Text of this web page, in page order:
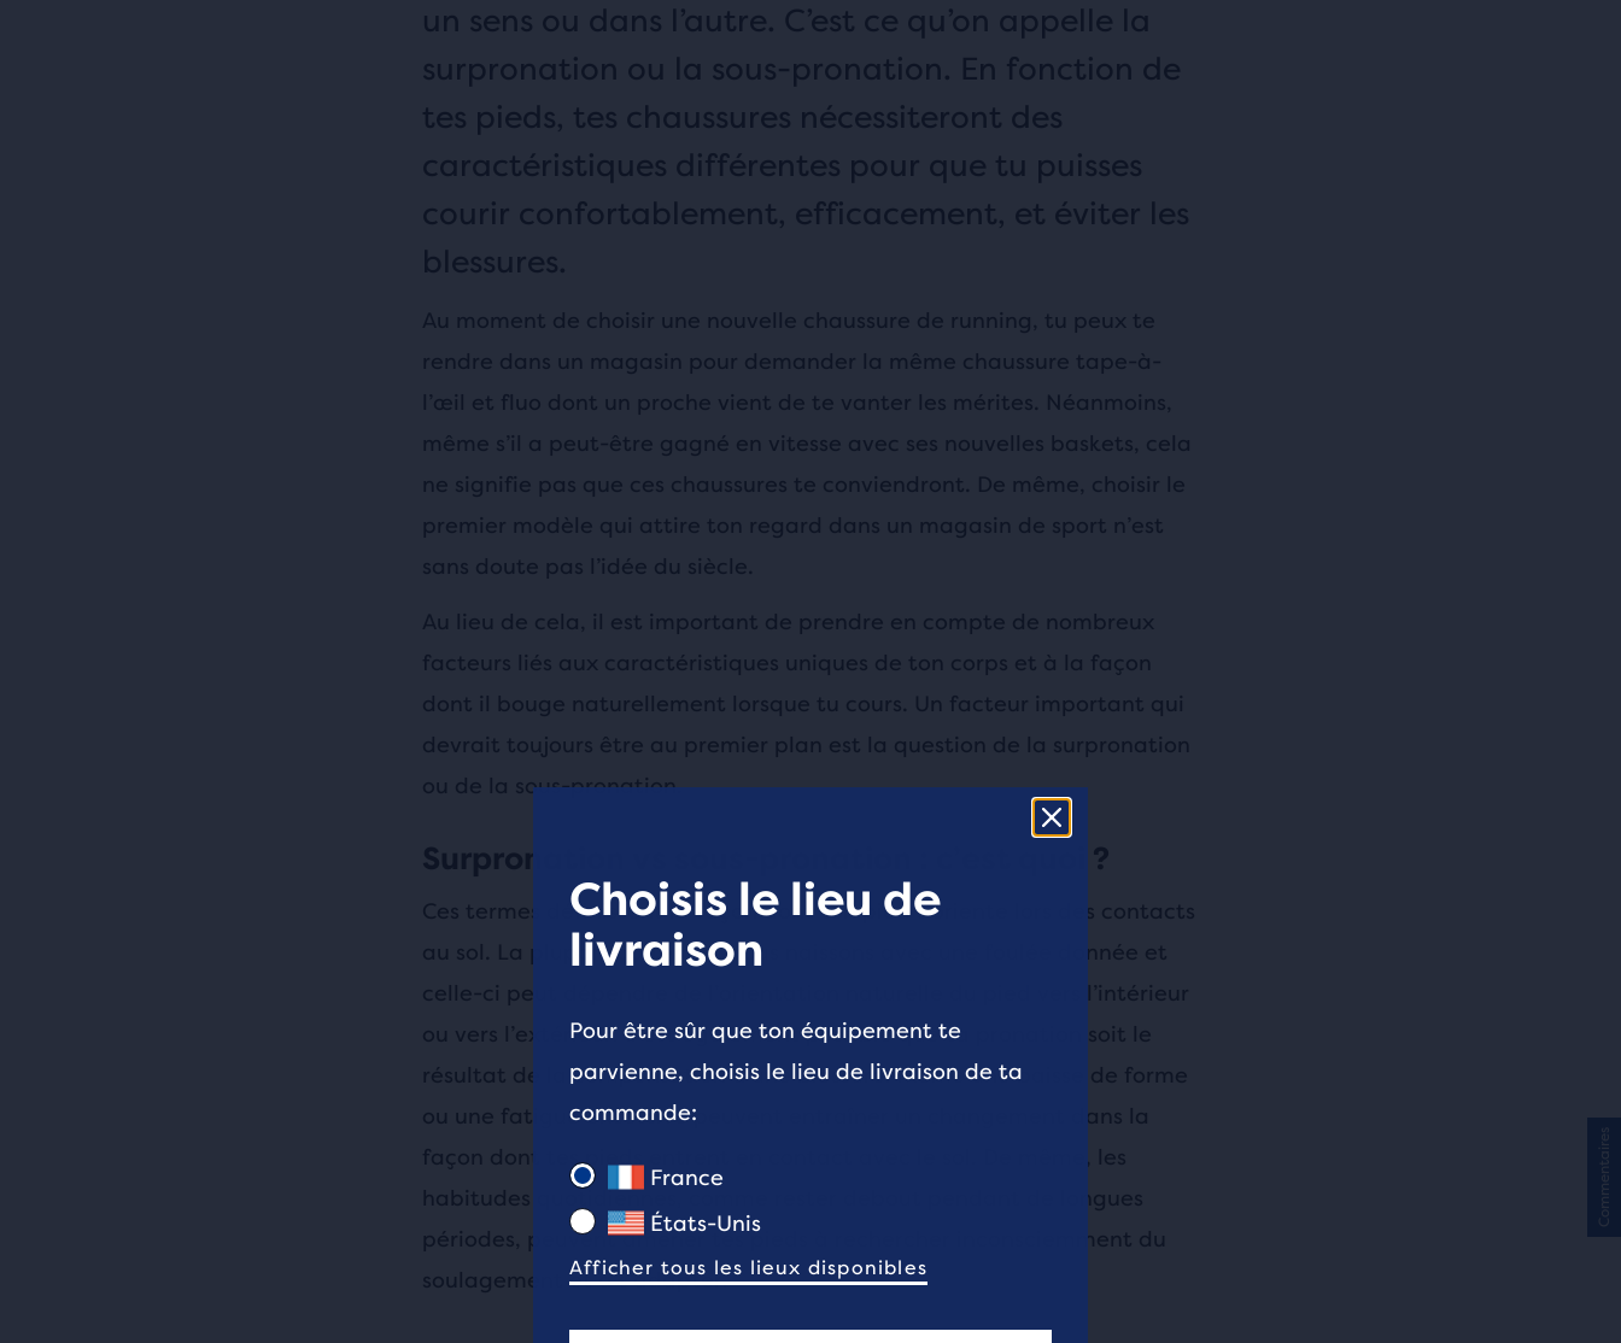
un sens ou dans l’autre. C’est ce qu’on appelle la
surpronation ou la sous-pronation. En fonction de
tes pieds, tes chaussures nécessiteront des
caractéristiques différentes pour que tu puisses
courir confortablement, efficacement, et éviter les
blessures.
Au moment de choisir une nouvelle chaussure de running, tu peux te
rendre dans un magasin pour demander la même chaussure tape-à-
l’œil et fluo dont un proche vient de te vanter les mérites. Néanmoins,
même s’il a peut-être gagné en vitesse avec ses nouvelles baskets, cela
ne signifie pas que ces chaussures te conviendront. De même, choisir le
premier modèle qui attire ton regard dans un magasin de sport n’est
sans doute pas l’idée du siècle.
Au lieu de cela, il est important de prendre en compte de nombreux
facteurs liés aux caractéristiques uniques de ton corps et à la façon
dont il bouge naturellement lorsque tu cours. Un facteur important qui
devrait toujours être au premier plan est la question de la surpronation
ou de la sous-pronation.
Surpronation vs sous-pronation : c’est quoi ?
Ces termes définissent la façon dont ton pied s’oriente lors des contacts
au sol. La plupart du temps, nous naissons avec une foulée donnée et
celle-ci peut dépendre de l’orientation naturelle du pied vers l’intérieur
ou vers l’extérieur. Il est également possible que ta pronation soit le
résultat de la compensation d’une blessure. Même une baisse de forme
ou une fatigue excessive peuvent entraîner un changement dans la
façon dont tes pieds entrent en contact avec le sol. De même, les
habitudes quotidiennes, comme rester debout pendant de longues
périodes, peuvent amener tes pieds à rechercher inconsciemment du
soulagement et à s’adapter.
Choisis le lieu de
livraison
Pour être sûr que ton équipement te
parvienne, choisis le lieu de livraison de ta
commande:
France
États-Unis
Afficher tous les lieux disponibles
Commentaires